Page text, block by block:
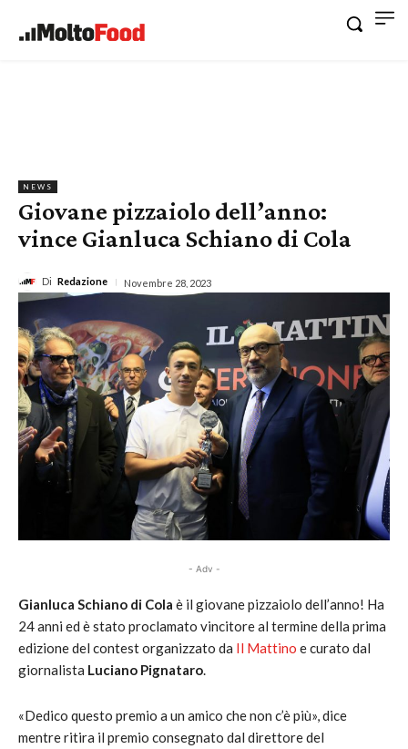
NEWS
Giovane pizzaiolo dell’anno:
vince Gianluca Schiano di Cola
Di Redazione Novembre 28, 2023
- Adv -
Gianluca Schiano di Cola è il giovane pizzaiolo dell’anno! Ha
24 anni ed è stato proclamato vincitore al termine della prima
edizione del contest organizzato da Il Mattino e curato dal
giornalista Luciano Pignataro.
«Dedico questo premio a un amico che non c’è più», dice
mentre ritira il premio consegnato dal direttore del